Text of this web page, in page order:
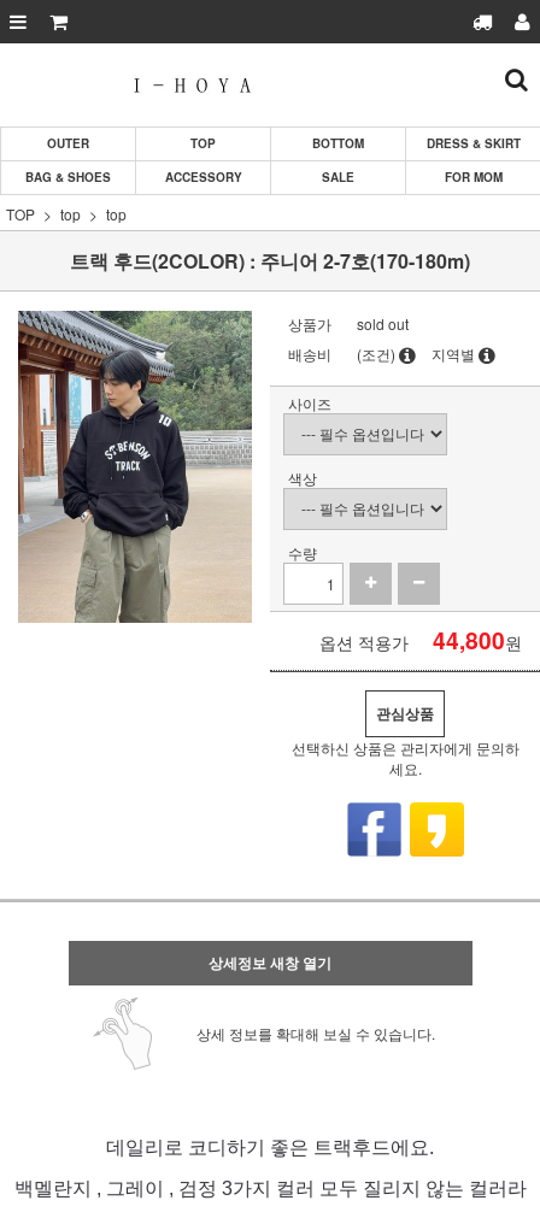
OUTER TOP BOTTOM
DRESS & SKIRT
BAG & SHOES
ACCESSORY SALE FOR MOM
TOP top top
트랙 후드(2COLOR) : 주니어 2-7호(170-180m)
상품가
sold out
배송비
(조건) 지역별
사이즈
색상
수량
옵션 적용가 44,800원
관심상품
선택하신 상품은 관리자에게 문의하
세요.
상세정보 새창 열기
상세 정보를 확대해 보실 수 있습니다.
데일리로 코디하기 좋은 트랙후드에요.
백멜란지 , 그레이 , 검정 3가지 컬러 모두 질리지 않는 컬러라